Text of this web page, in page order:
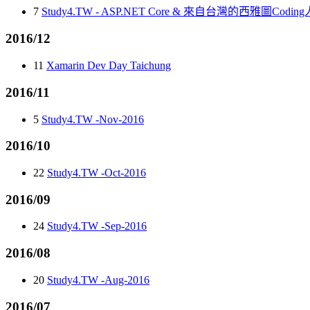
7 Study4.TW - ASP.NET Core & 來自台灣的西雅圖Coding
2016/12
11 Xamarin Dev Day Taichung
2016/11
5 Study4.TW -Nov-2016
2016/10
22 Study4.TW -Oct-2016
2016/09
24 Study4.TW -Sep-2016
2016/08
20 Study4.TW -Aug-2016
2016/07